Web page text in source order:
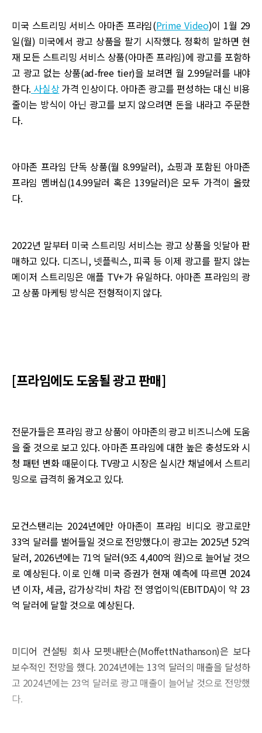
미국 스트리밍 서비스 아마존 프라임(Prime Video)이 1월 29
일(월) 미국에서 광고 상품을 팔기 시작했다. 정확히 말하면 현
재 모든 스트리밍 서비스 상품(아마존 프라임)에 광고를 포함하
고 광고 없는 상품(ad-free tier)을 보려면 월 2.99달러를 내야
한다. 사실상가격 인상이다. 아마존 광고를 편성하는 대신 비용
줄이는 방식이 아닌 광고를 보지 않으려면 돈을 내라고 주문한
다.
아마존 프라임 단독 상품(월 8.99달러), 쇼핑과 포함된 아마존
프라임 멤버십(14.99달러 혹은 139달러)은 모두 가격이 올랐
다.
2022년 말부터 미국 스트리밍 서비스는 광고 상품을 잇달아 판
매하고 있다. 디즈니, 넷플릭스, 피콕 등 이제 광고를 팔지 않는
메이저 스트리밍은 애플 TV+가 유일하다. 아마존 프라임의 광
고 상품 마케팅 방식은 전형적이지 않다.
[프라임에도 도움될 광고 판매]
전문가들은 프라임 광고 상품이 아마존의 광고 비즈니스에 도움
을 줄 것으로 보고 있다. 아마존 프라임에 대한 높은 충성도와 시
청 패턴 변화 때문이다. TV광고 시장은 실시간 채널에서 스트리
밍으로 급격히 옮겨오고 있다.
모건스탠리는 2024년에만 아마존이 프라임 비디오 광고로만
33억 달러를 벌어들일 것으로 전망했다.이 광고는 2025년 52억
달러, 2026년에는 71억 달러(9조 4,400억 원)으로 늘어날 것으
로 예상된다. 이로 인해 미국 증권가 현재 예측에 따르면 2024
년 이자, 세금, 감가상각비 차감 전 영업이익(EBITDA)이 약 23
억 달러에 달할 것으로 예상된다.
미디어 컨설팅 회사 모펫내탄슨(MoffettNathanson)은 보다
보수적인 전망을 했다. 2024년에는 13억 달러의 매출을 달성하
고 2024년에는 23억 달러로 광고 매출이 늘어날 것으로 전망했
다.